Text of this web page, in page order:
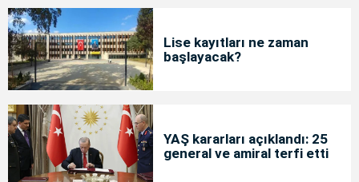
Lise kayıtları ne zaman
başlayacak?
YAŞ kararları açıklandı: 25
general ve amiral terfi etti